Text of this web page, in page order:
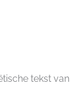
tekst van